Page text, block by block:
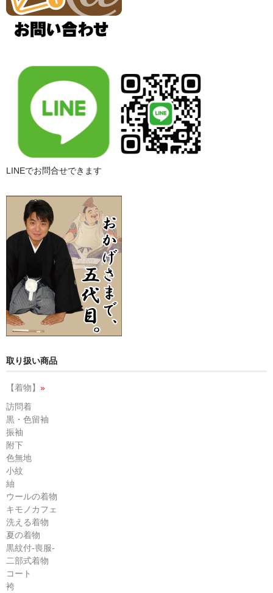
LINEでお問合せできます
取り扱い商品
【着物】 »
訪問着
黒・色留袖
振袖
附下
色無地
小紋
紬
ウールの着物
キモノカフェ
洗える着物
夏の着物
黒紋付-喪服-
二部式着物
コート
袴